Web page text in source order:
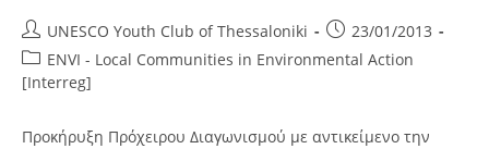
Post
author:
UNESCO Youth Club of Thessaloniki
Post
published:
23/01/2013
Post
category:
ENVI - Local Communities in Environmental Action
[Interreg]
Προκήρυξη Πρόχειρου Διαγωνισμού με αντικείμενο την